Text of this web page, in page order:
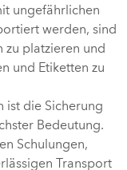
ungefährlichen
werden, sind
zu platzieren und
und Etiketten zu
ist die Sicherung
Bedeutung.
Schulungen,
Transport